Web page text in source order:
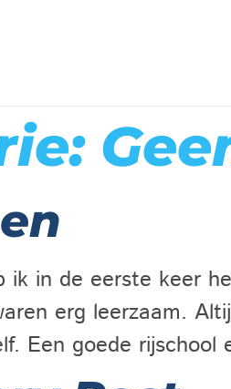
ik in de eerste keer
erg leerzaam.
Een goede